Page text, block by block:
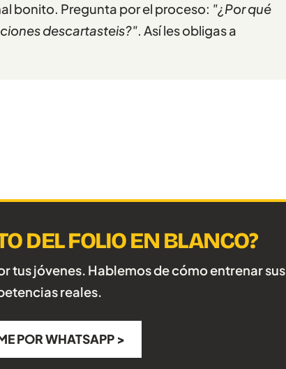
bonito. Pregunta por el proceso: "¿Por qué
descartasteis?". Así les obligas a
DEL FOLIO EN BLANCO?
tus jóvenes. Hablemos de cómo entrenar sus
reales.
POR WHATSAPP >